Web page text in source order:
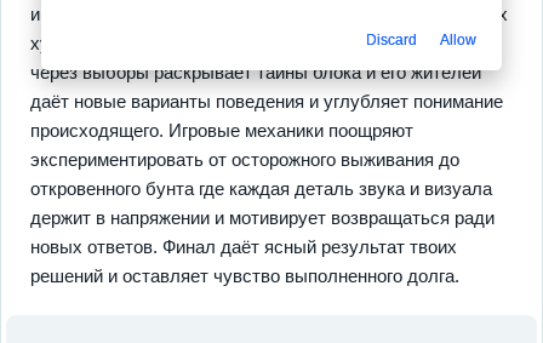
и выразительными
от талантливых
художников усиливающими ужас. Система прогрессии
через выборы раскрывает тайны блока и его жителей
даёт новые варианты поведения и углубляет понимание
происходящего. Игровые механики поощряют
экспериментировать от осторожного выживания до
откровенного бунта где каждая деталь звука и визуала
держит в напряжении и мотивирует возвращаться ради
новых ответов. Финал даёт ясный результат твоих
решений и оставляет чувство выполненного долга.
Discard Allow